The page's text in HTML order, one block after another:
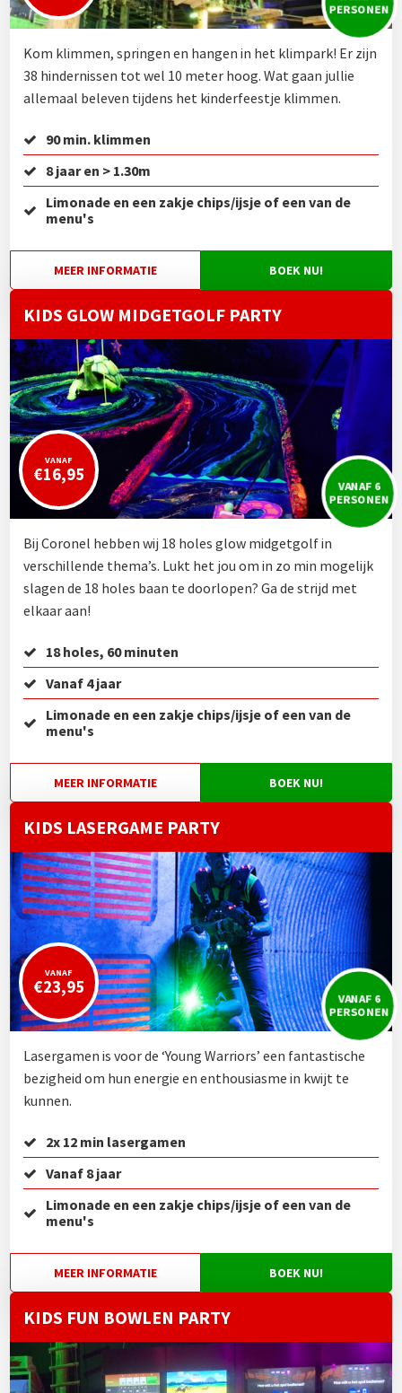
PERSONEN
Kom klimmen, springen en hangen in het klimpark! Er zijn
38 hindernissen tot wel 10 meter hoog. Wat gaan jullie
allemaal beleven tijdens het kinderfeestje klimmen.
90 min. klimmen
8 jaar en > 1.30m
Limonade en een zakje chips/ijsje of een van de
menu's
MEER INFORMATIE BOEK NU!
KIDS GLOW MIDGETGOLF PARTY
VANAF
€16,95
VANAF 6
PERSONEN
Bij Coronel hebben wij 18 holes glow midgetgolf in
verschillende thema’s. Lukt het jou om in zo min mogelijk
slagen de 18 holes baan te doorlopen? Ga de strijd met
elkaar aan!
18 holes, 60 minuten
Vanaf 4 jaar
Limonade en een zakje chips/ijsje of een van de
menu's
MEER INFORMATIE BOEK NU!
KIDS LASERGAME PARTY
VANAF
€23,95
VANAF 6
PERSONEN
Lasergamen is voor de ‘Young Warriors’ een fantastische
bezigheid om hun energie en enthousiasme in kwijt te
kunnen.
2x 12 min lasergamen
Vanaf 8 jaar
Limonade en een zakje chips/ijsje of een van de
menu's
MEER INFORMATIE BOEK NU!
KIDS FUN BOWLEN PARTY